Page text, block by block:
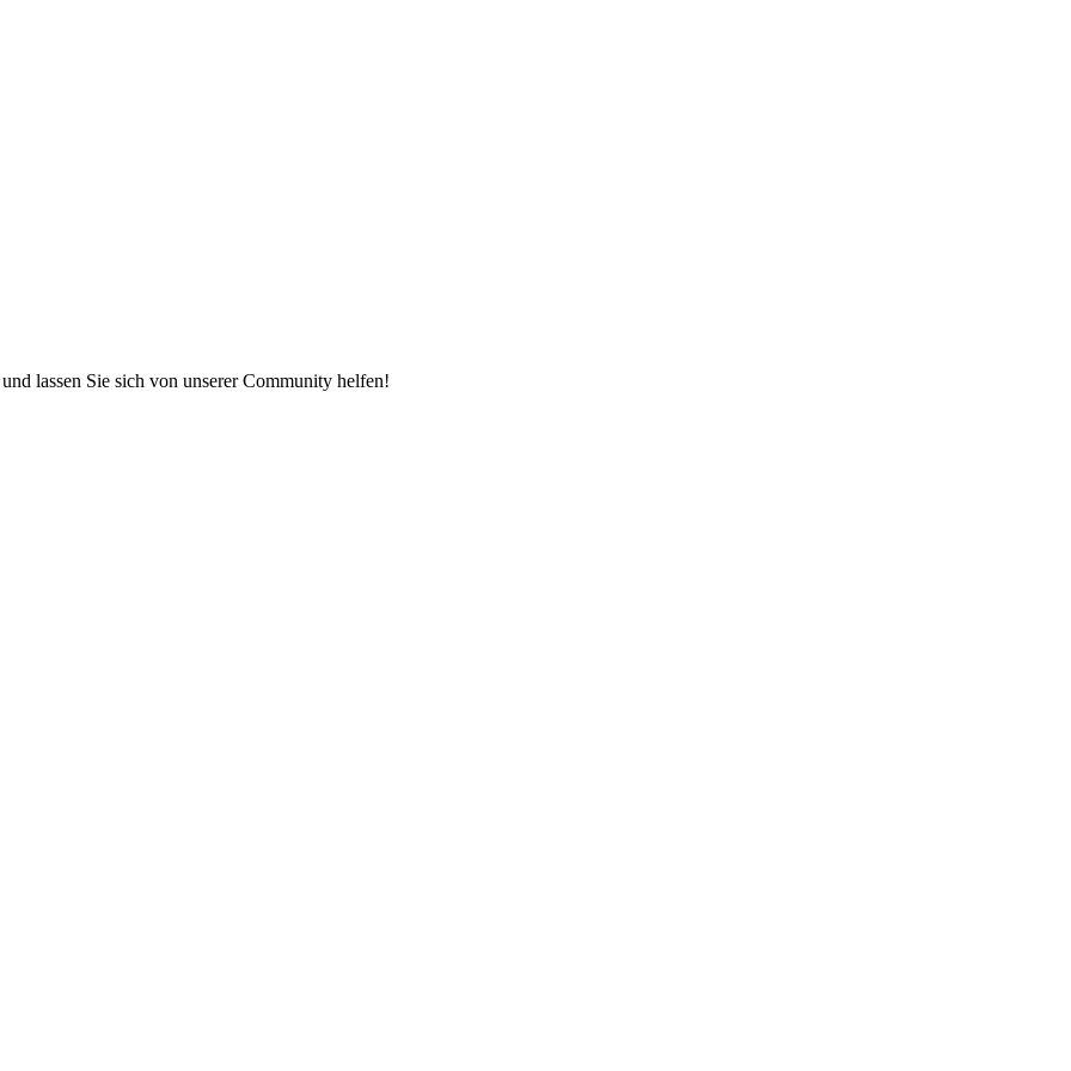
lassen Sie sich von unserer Community helfen!